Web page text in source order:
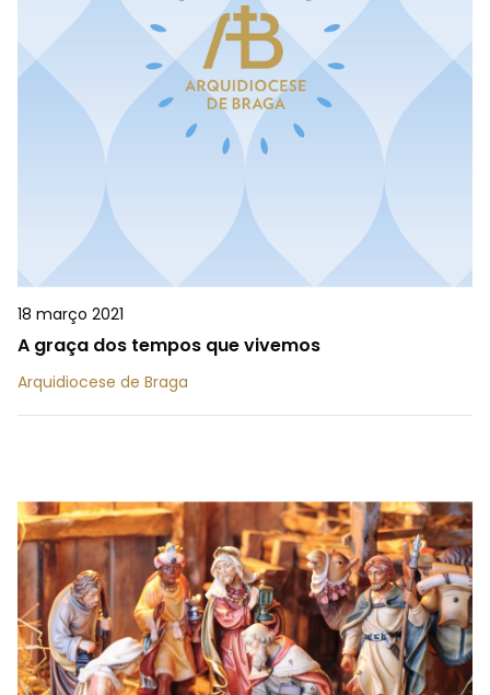
18 março 2021
A graça dos tempos que vivemos
Arquidiocese de Braga